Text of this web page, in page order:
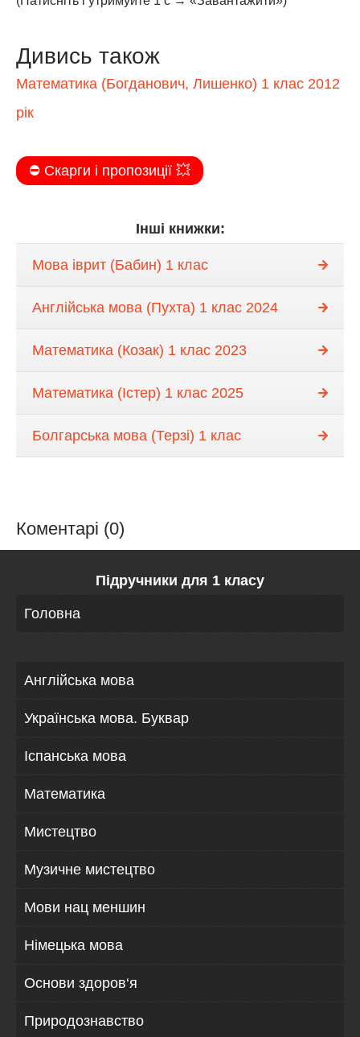
Дивись також
Математика (Богданович, Лишенко) 1 клас 2012
рік
⛔️ Скарги і пропозиції 💥
Інші книжки:
Мова іврит (Бабин) 1 клас
Англійська мова (Пухта) 1 клас 2024
Математика (Козак) 1 клас 2023
Математика (Істер) 1 клас 2025
Болгарська мова (Терзі) 1 клас
Коментарі (0)
Підручники для 1 класу
Головна
Англійська мова
Українська мова. Буквар
Іспанська мова
Математика
Мистецтво
Музичне мистецтво
Мови нац меншин
Німецька мова
Основи здоров‘я
Природознавство